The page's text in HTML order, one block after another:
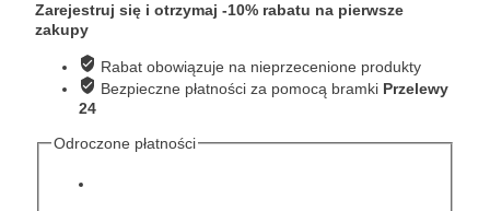
prosty
krój
COBACI
Zarejestruj się i otrzymaj -10% rabatu na pierwsze
zakupy
Rabat obowiązuje na nieprzecenione produkty
Bezpieczne płatności za pomocą bramki Przelewy
24
Odroczone płatności